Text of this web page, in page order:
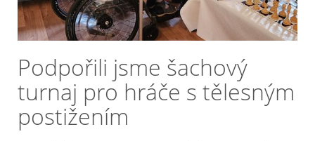
Podpořili jsme šachový
turnaj pro hráče s tělesným
postižením